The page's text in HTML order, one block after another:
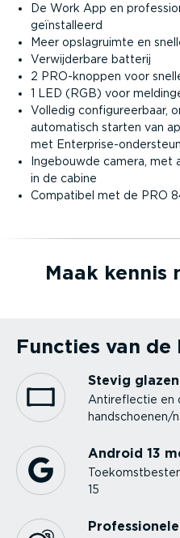
De Work App en
geïnstal­leerd
Meer opslag­ruimte en
Verwij­derbare batterij
2 PRO-knoppen voor
1 LED (RGB) voor
Volledig confi­gu­reerbaar,
automatisch starten van
met Enter­pri­se-
Ingebouwde camera, met
in de cabine
Compatibel met de PRO
Maak kennis
Functies van de
Stevig
Antire­flectie en
handschoenen/
Android 13
15